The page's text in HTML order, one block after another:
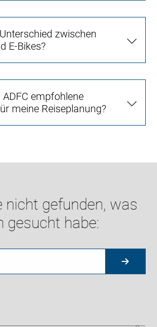
zwischen
E-Bikes?
empfohlene
meine Reiseplanung?
nicht gefunden, was
gesucht habe: